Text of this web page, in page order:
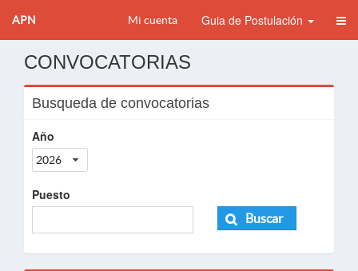
APN Mi cuenta Guia de Postulación
CONVOCATORIAS
Busqueda de convocatorias
Año
2026
Puesto
Buscar